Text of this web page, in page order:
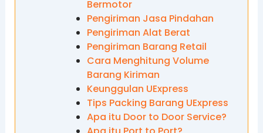
Bermotor
Pengiriman Jasa Pindahan
Pengiriman Alat Berat
Pengiriman Barang Retail
Cara Menghitung Volume
Barang Kiriman
Keunggulan UExpress
Tips Packing Barang UExpress
Apa itu Door to Door Service?